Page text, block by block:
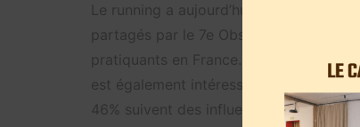
Le running a aujourd’hui une très
partagés par le 7e Observatoire du
pratiquants en France. Ce qui en fait
est également intéressant de souligner
46% suivent des influenceurs.